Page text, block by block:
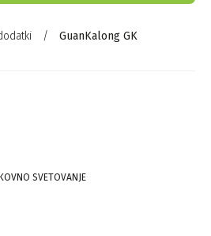
/
GuanKalong GK
SVETOVANJE